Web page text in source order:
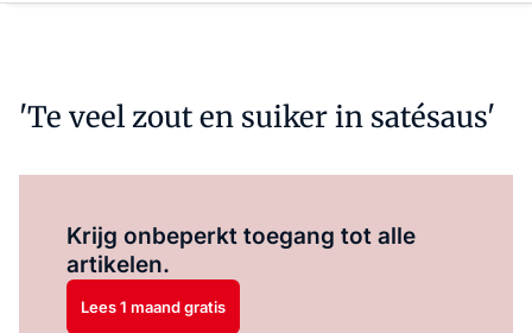
'Te veel zout en suiker in satésaus'
Krijg onbeperkt toegang tot alle
artikelen.
Lees 1 maand gratis